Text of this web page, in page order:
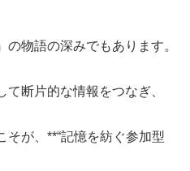
物語の深みでもあります。
て断片的な情報をつなぎ、
が、**“記憶を紡ぐ参加型